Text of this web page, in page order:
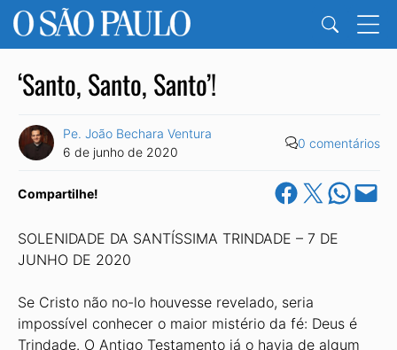
‘Santo, Santo, Santo’!
Pe. João Bechara Ventura
6 de junho de 2020
0 comentários
Compartilhe! Share on Facebook
Share on X Share on
Email this
SOLENIDADE DA SANTÍSSIMA TRINDADE – 7 DE
JUNHO DE 2020
Se Cristo não no-lo houvesse revelado, seria
impossível conhecer o maior mistério da fé: Deus é
Trindade. O Antigo Testamento já o havia de algum